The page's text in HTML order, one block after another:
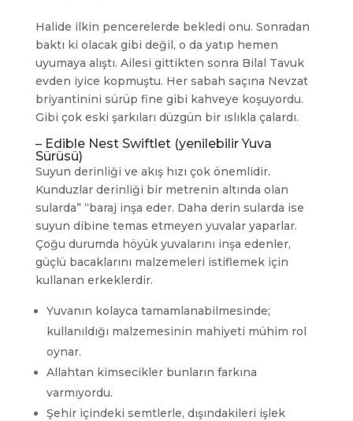
Halide ilkin pencerelerde bekledi onu. Sonradan
baktı ki olacak gibi değil, o da yatıp hemen
uyumaya alıştı. Ailesi gittikten sonra Bilal Tavuk
evden iyice kopmuştu. Her sabah saçına Nevzat
briyantinini sürüp fine gibi kahveye koşuyordu.
Gibi çok eski şarkıları düzgün bir ıslıkla çalardı.
– Edible Nest Swiftlet (yenilebilir Yuva
Sürüsü)
Suyun derinliği ve akış hızı çok önemlidir.
Kunduzlar derinliği bir metrenin altında olan
sularda” “baraj inşa eder. Daha derin sularda ise
suyun dibine temas etmeyen yuvalar yaparlar.
Çoğu durumda höyük yuvalarını inşa edenler,
güçlü bacaklarını malzemeleri istiflemek için
kullanan erkeklerdir.
Yuvanın kolayca tamamlanabilmesinde;
kullanıldığı malzemesinin mahiyeti mühim rol
oynar.
Allahtan kimsecikler bunların farkına
varmıyordu.
Şehir içindeki semtlerle, dışındakileri işlek